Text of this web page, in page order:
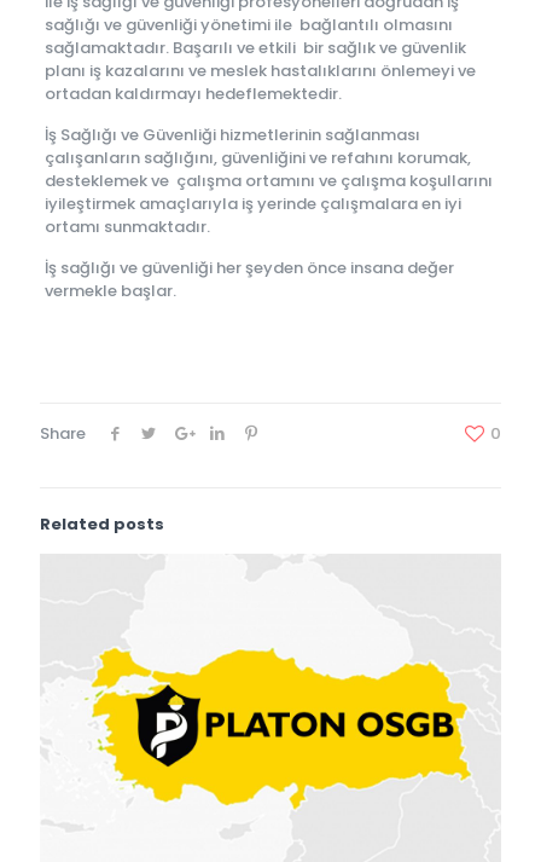
sağlığı ve güvenliği yönetimi ile bağlantılı olmasını
sağlamaktadır. Başarılı ve etkili bir sağlık ve güvenlik
planı iş kazalarını ve meslek hastalıklarını önlemeyi ve
ortadan kaldırmayı hedeflemektedir.
İş Sağlığı ve Güvenliği hizmetlerinin sağlanması
çalışanların sağlığını, güvenliğini ve refahını korumak,
desteklemek ve çalışma ortamını ve çalışma koşullarını
iyileştirmek amaçlarıyla iş yerinde çalışmalara en iyi
ortamı sunmaktadır.
İş sağlığı ve güvenliği her şeyden önce insana değer
vermekle başlar.
Share 0
Related posts